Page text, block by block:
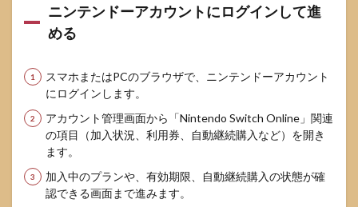
ニンテンドーアカウントにログインして進
める
スマホまたはPCのブラウザで、ニンテンドーアカウント
にログインします。
アカウント管理画面から「Nintendo Switch Online」関連
の項目（加入状況、利用券、自動継続購入など）を開き
ます。
加入中のプランや、有効期限、自動継続購入の状態が確
認できる画面まで進みます。